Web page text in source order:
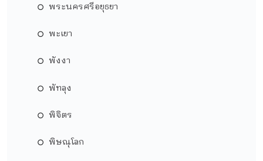
พระนครศรีอยุธยา
พะเยา
พังงา
พัทลุง
พิจิตร
พิษณุโลก